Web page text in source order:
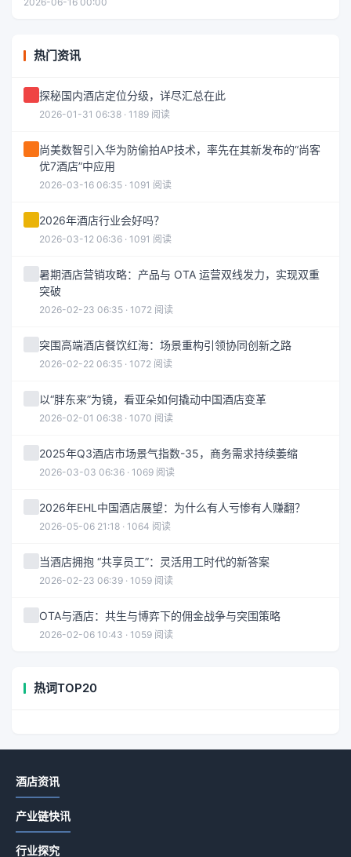
热门资讯
探秘国内酒店定位分级，详尽汇总在此
2026-01-31 06:38 · 1189 阅读
尚美数智引入华为防偷拍AP技术，率先在其新发布的“尚客
优7酒店”中应用
2026-03-16 06:35 · 1091 阅读
2026年酒店行业会好吗？
2026-03-12 06:36 · 1091 阅读
暑期酒店营销攻略：产品与 OTA 运营双线发力，实现双重
突破
2026-02-23 06:35 · 1072 阅读
突围高端酒店餐饮红海：场景重构引领协同创新之路
2026-02-22 06:35 · 1072 阅读
以“胖东来”为镜，看亚朵如何撬动中国酒店变革
2026-02-01 06:38 · 1070 阅读
2025年Q3酒店市场景气指数-35，商务需求持续萎缩
2026-03-03 06:36 · 1069 阅读
2026年EHL中国酒店展望：为什么有人亏惨有人赚翻？
2026-05-06 21:18 · 1064 阅读
当酒店拥抱 “共享员工”：灵活用工时代的新答案
2026-02-23 06:39 · 1059 阅读
OTA与酒店：共生与博弈下的佣金战争与突围策略
2026-02-06 10:43 · 1059 阅读
热词TOP20
酒店资讯
产业链快讯
行业探究